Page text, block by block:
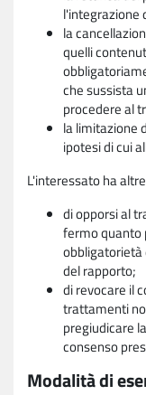
l'integrazione
la
quelli
che sussista
procedere al
la limitazione
ipotesi di cui
L'interessato ha
di opporsi al
fermo quanto
del rapporto;
di revocare il
trattamenti
pregiudicare
consenso
Modalità di